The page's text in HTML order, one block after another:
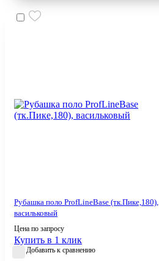
Рубашка поло ProfLineBase (тк.Пике,180),
васильковый
Цена по запросу
Купить в 1 клик
Добавить к сравнению